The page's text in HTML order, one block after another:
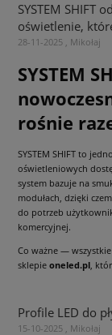
SYSTEM SHIFT
oświetlenie,
28-11-2025 , Mikołaj
SYSTEM
rośnie
SYSTEM SHIFT to
oświetleniowych
system bazuje na
modułach, dzięki
do potrzeb
komercyjnej.
Co ważne — wszystkie
sklepie oneled.pl ,
Profile LED do
15-10-2025 , Mikołaj